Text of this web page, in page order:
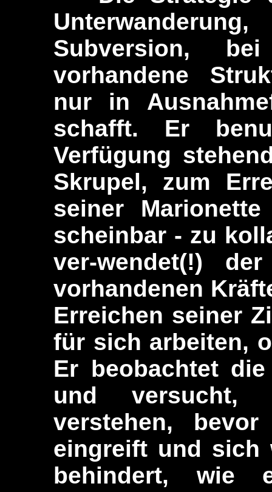
Subversion,
vorhandene
nur in
schafft. Er
Verfügung
Skrupel, zum
seiner
scheinbar - zu
ver-wendet(!)
vorhandenen
Erreichen seiner
für sich arbeiten,
Er beobachtet
und versucht,
verstehen,
eingreift und sich
behindert, wie